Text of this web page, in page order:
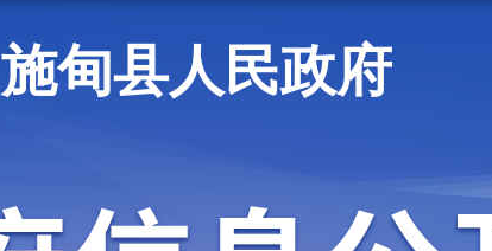
施甸资讯
施甸县人民政府